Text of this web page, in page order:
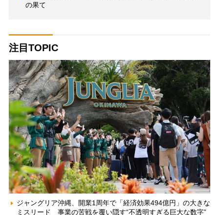
の果て
注目TOPIC
ジャングリア沖縄、開業1周年で「経済効果494億円」の大きな
ミスリード 事業の苦戦を覆い隠す“不透明すぎる巨大な数字”